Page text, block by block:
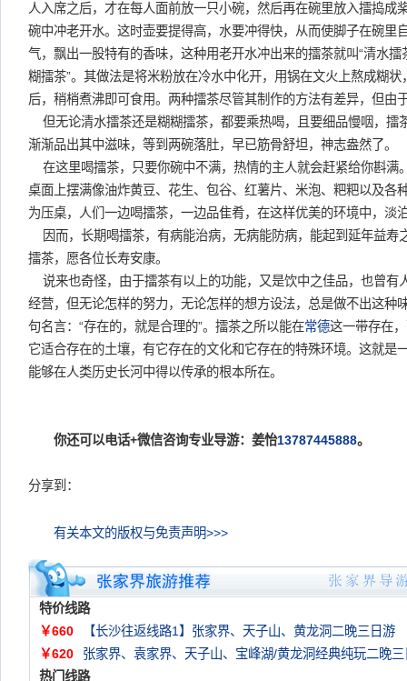
人入席之后，才在每人面前放一只小碗，然后再在碗里放入擂捣成
碗中冲老开水。这时壶要提得高，水要冲得快，从而使脚子在碗里
气，飘出一股特有的香味，这种用老开水冲出来的擂茶就叫“清水擂
糊擂茶”。其做法是将米粉放在冷水中化开，用锅在文火上熬成糊
后，稍梢煮沸即可食用。两种擂茶尽管其制作的方法有差异，但由
但无论清水擂茶还是糊糊擂茶，都要乘热喝，且要细品慢咽，擂
渐渐品出其中滋味，等到两碗落肚，早已筋骨舒坦，神志盎然了。
在这里喝擂茶，只要你碗中不满，热情的主人就会赶紧给你斟满
桌面上摆满像油炸黄豆、花生、包谷、红薯片、米泡、粑粑以及
为压桌，人们一边喝擂茶，一边品隹肴，在这样优美的环境中，淡
因而，长期喝擂茶，有病能治病，无病能防病，能起到延年益寿
擂茶，愿各位长寿安康。
说来也奇怪，由于擂茶有以上的功能，又是饮中之佳品，也曾有
经营，但无论怎样的努力，无论怎样的想方设法，总是做不出这种
句名言：“存在的，就是合理的”。擂茶之所以能在常德这一带存在
它适合存在的土壤，有它存在的文化和它存在的特殊环境。这就是
能够在人类历史长河中得以传承的根本所在。
你还可以电话+微信咨询专业导游：姜怡13787445888。
分享到：
有关本文的版权与免责声明>>>
特价线路
￥660
【长沙往返线路1】张家界、天子山、黄龙洞二晚三日游
￥620
张家界、袁家界、天子山、宝峰湖/黄龙洞经典纯玩二晚三
热门线路